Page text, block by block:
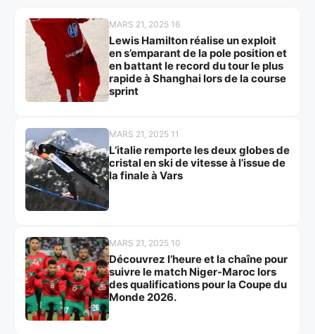
MARS 21, 2025 16
Lewis Hamilton réalise un exploit
en s’emparant de la pole position et
en battant le record du tour le plus
rapide à Shanghai lors de la course
sprint
MARS 21, 2025 11
L’italie remporte les deux globes de
cristal en ski de vitesse à l’issue de
la finale à Vars
MARS 21, 2025 10
Découvrez l’heure et la chaîne pour
suivre le match Niger-Maroc lors
des qualifications pour la Coupe du
Monde 2026.